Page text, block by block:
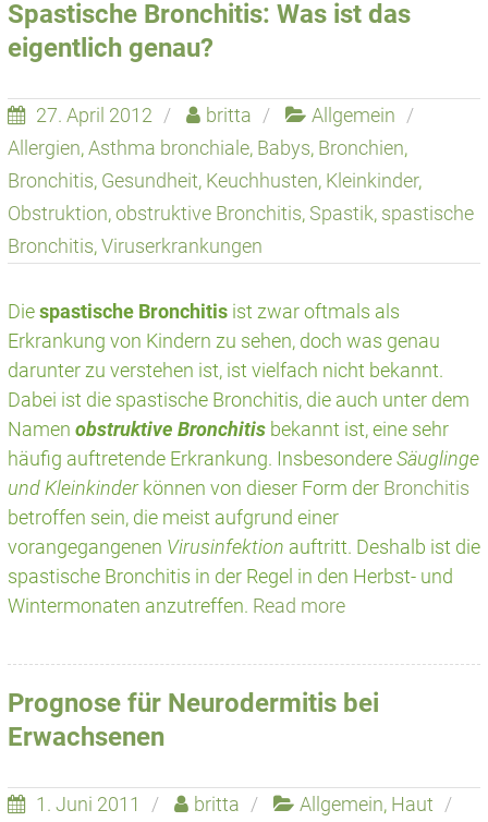
Spastische Bronchitis: Was ist das
eigentlich genau?
27. April 2012 britta
Allgemein
Allergien,Asthma bronchiale, Babys, Bronchien,
Bronchitis, Gesundheit, Keuchhusten, Kleinkinder,
Obstruktion,obstruktive Bronchitis, Spastik, spastische
Bronchitis,Viruserkrankungen
Diespastische Bronchitisist zwar oftmals als
Erkrankung von Kindern zu sehen, doch was genau
darunter zu verstehen ist, ist vielfach nicht bekannt.
Dabei ist die spastische Bronchitis, die auch unter dem
Namen obstruktive Bronchitisbekannt ist, eine sehr
häufig auftretende Erkrankung. InsbesondereSäuglinge
und Kleinkinderkönnen von dieser Form der Bronchitis
betroffen sein, die meist aufgrund einer
vorangegangenen Virusinfektion auftritt. Deshalb ist die
spastische Bronchitis in der Regel in den Herbst- und
Wintermonaten anzutreffen. Read more
Prognose für Neurodermitis bei
Erwachsenen
1. Juni 2011 britta Allgemein, Haut